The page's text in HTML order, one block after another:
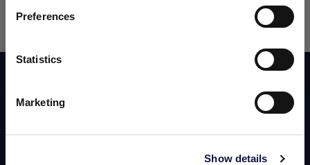
Preferences
Statistics
Marketing
Show details
profesionales y empresas del sector.
Entendido